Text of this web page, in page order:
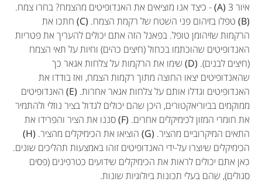
איור 3 (A)
- כיצד אנו מוציאים את האנדופיטים מהצמח? בחרו צמח.
(B)
טפלו בזיהום פני השטח של רקמת הצמח. (C)
חתכו את
הרקמות שזיהומן טופל. בפאנל הזה אתם יכולים להעריך את פטריות
האנדופיטים שהוכתמו בכחול (חיצים כהים) וחיות על תאי הצמח
(חיצים לבנים). (D)
שימו את הרקמות על צלחות אגאר כך
שהאנדופיטים יצאו החוצה מתוך רקמות הצמח, ואז בודדו את
האנדופיטים וגדלו אותם על צלחות אגאר אחרות. (E)
האנדופיטים
ממוקמים בביוריאקטורים, היכן שהם יכולים לגדול בציר נוזלי ולהתמיר
את חומרי המזון לכימיקלים אחרים. (F) סננו את הציר והפרידו את
התאים המיקרוביים מהציר. (G) הוציאו את הכימיקלים מהציר. (H)
הכימיקלים שיוצרו על-ידי האנדופיטים זוהו באמצעות תהליכים שונים.
כאן אתם יכולים לראות את הכימיקלים שידועים כטרפינים (פסים
סגולים), שהם בעלי תכונות ביולוגיות שונות.